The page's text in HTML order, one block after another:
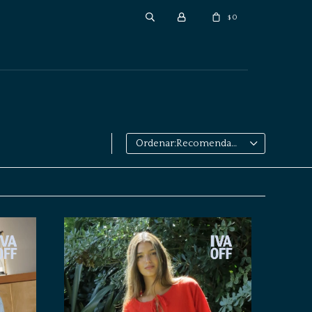
$ 0
Recomendados